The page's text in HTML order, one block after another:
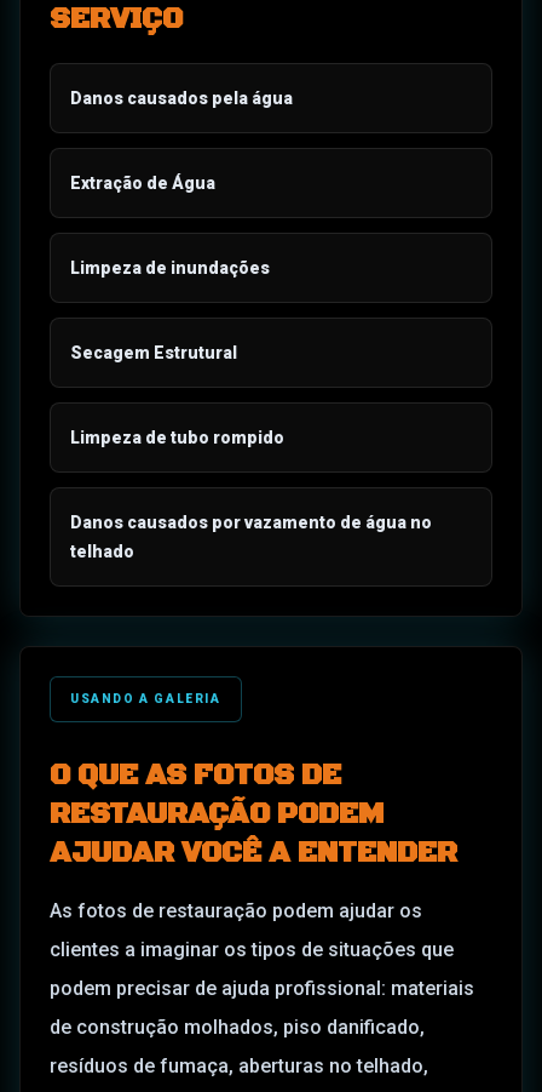
SERVIÇO
Danos causados pela água
Extração de Água
Limpeza de inundações
Secagem Estrutural
Limpeza de tubo rompido
Danos causados por vazamento de água no
telhado
USANDO A GALERIA
O QUE AS FOTOS DE
RESTAURAÇÃO PODEM
AJUDAR VOCÊ A ENTENDER
As fotos de restauração podem ajudar os
clientes a imaginar os tipos de situações que
podem precisar de ajuda profissional: materiais
de construção molhados, piso danificado,
resíduos de fumaça, aberturas no telhado,